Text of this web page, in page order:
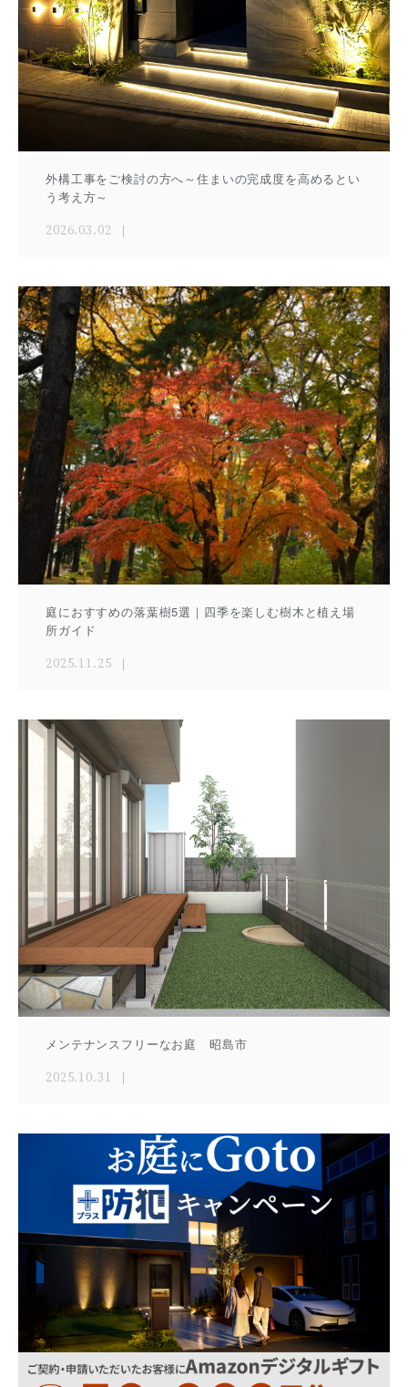
外構工事をご検討の方へ～住まいの完成度を高めるとい
う考え方～
2026.03.02
庭におすすめの落葉樹5選｜四季を楽しむ樹木と植え場
所ガイド
2025.11.25
メンテナンスフリーなお庭 昭島市
2025.10.31